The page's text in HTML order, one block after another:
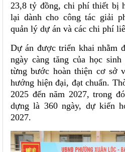
23,8 tỷ đồng, chi phí thiết bị
lại dành cho công tác giải
quản lý dự án và các chi phí
Dự án được triển khai nhằm
ngày càng tăng của học
từng bước hoàn thiện cơ sở
hướng hiện đại, đạt chuẩn.
2025 đến năm 2027, trong
dựng là 360 ngày, dự kiến
2027.